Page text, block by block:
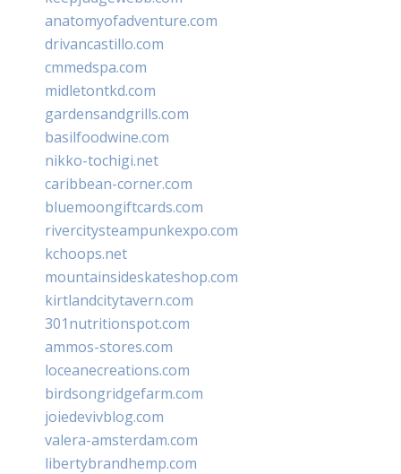
anatomyofadventure.com
drivancastillo.com
cmmedspa.com
midletontkd.com
gardensandgrills.com
basilfoodwine.com
nikko-tochigi.net
caribbean-corner.com
bluemoongiftcards.com
rivercitysteampunkexpo.com
kchoops.net
mountainsideskateshop.com
kirtlandcitytavern.com
301nutritionspot.com
ammos-stores.com
loceanecreations.com
birdsongridgefarm.com
joiedevivblog.com
valera-amsterdam.com
libertybrandhemp.com